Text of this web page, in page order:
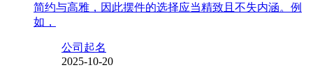
简约与高雅，因此摆件的选择应当精致且不失内涵。例
如，
公司起名
2025-10-20